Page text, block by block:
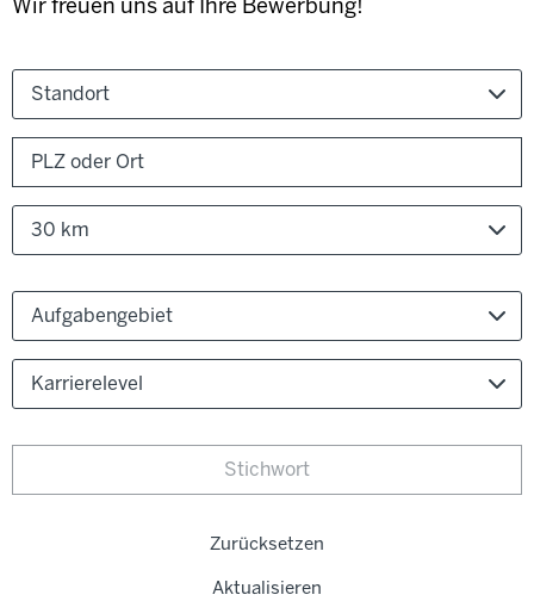
Wir freuen uns auf Ihre Bewerbung!
Standort
30 km
Aufgabengebiet
Karrierelevel
Zurücksetzen
Aktualisieren